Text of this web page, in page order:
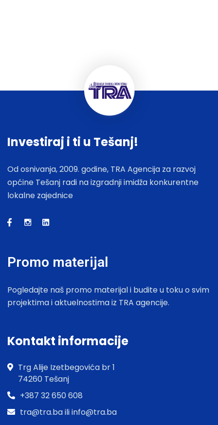
Investiraj i ti u Tešanj!
Od osnivanja, 2009. godine, TRA Agencija za razvoj
općine Tešanj radi na izgradnji imidža konkurentne
lokalne zajednice
Promo materijal
Pogledajte naš promo materijal i budite u toku o svim
projektima i aktuelnostima iz TRA agencije.
Kontakt informacije
Trg Alije Izetbegovića br 1
74260 Tešanj
+387 32 650 608
tra@tra.ba ili info@tra.ba